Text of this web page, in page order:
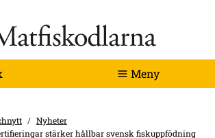
Meny
Nyheter
stärker hållbar svensk fiskuppfödning